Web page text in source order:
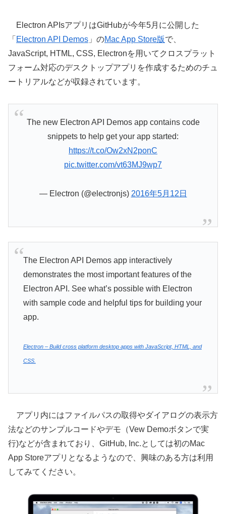
Electron APIsアプリはGitHubが今年5月に公開した
「 Electron API Demos 」のMac App Store版で、
JavaScript, HTML, CSS, Electronを用いてクロスプラット
フォーム対応のデスクトップアプリを作成するためのチュ
ートリアルなどが収録されています。
The new Electron API Demos app contains code
snippets to help get your app started:
https://t.co/Ow2xN2ponC
pic.twitter.com/vt63MJ9wp7
— Electron (@electronjs) 2016年5月12日
The Electron API Demos app interactively
demonstrates the most important features of the
Electron API. See what’s possible with Electron
with sample code and helpful tips for building your
app.
Electron – Build cross platform desktop apps with JavaScript, HTML, and
CSS.
アプリ内にはファイルパスの取得やダイアログの表示方
法などのサンプルコードやデモ（Vew Demoボタンで実
行)などが含まれており、GitHub, Inc.としては初のMac
App Storeアプリとなるようなので、興味のある方は利用
してみてください。